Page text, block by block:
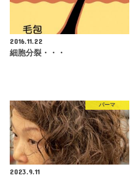
2016.11.22
細胞分裂・・・
パーマ
2023.9.11